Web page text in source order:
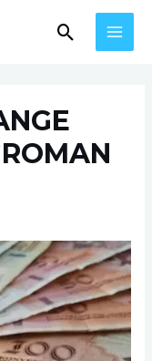
Search